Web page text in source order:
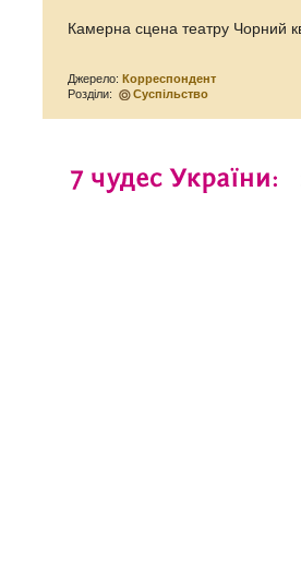
Камерна сцена театру Чорний
Джерело:Корреспондент
Розділи:
Суспільство